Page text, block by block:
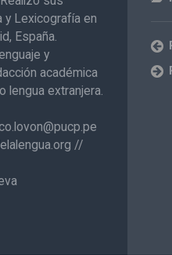
y Lexicografía en
España.
y
académica
lengua extranjera.
//